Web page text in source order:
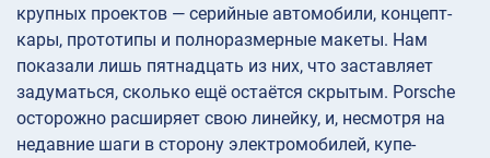
крупных проектов — серийные автомобили, концепт-
кары, прототипы и полноразмерные макеты. Нам
показали лишь пятнадцать из них, что заставляет
задуматься, сколько ещё остаётся скрытым. Porsche
осторожно расширяет свою линейку, и, несмотря на
недавние шаги в сторону электромобилей, купе-